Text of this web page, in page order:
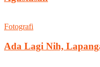
Fotografi
Ada Lagi Nih,